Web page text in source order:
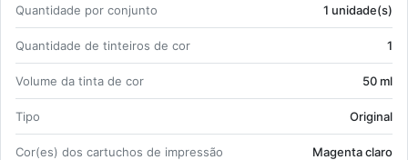
Quan­ti­dade por con­junto 1 uni­dade(s)
Quan­ti­dade de tin­teiros de cor 1
Vo­lume da tinta de cor 50 ml
Tipo Ori­ginal
Cor(es) dos car­tu­chos de im­pressão Ma­genta claro